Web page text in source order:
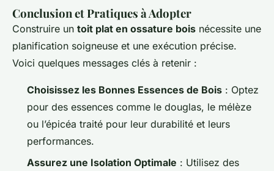
Conclusion et Pratiques à Adopter
Construire un toit plat en ossature bois nécessite une
planification soigneuse et une exécution précise.
Voici quelques messages clés à retenir :
Choisissez les Bonnes Essences de Bois : Optez
pour des essences comme le douglas, le mélèze
ou l’épicéa traité pour leur durabilité et leurs
performances.
Assurez une Isolation Optimale : Utilisez des